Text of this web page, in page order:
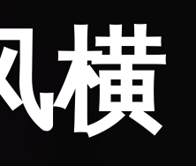
横